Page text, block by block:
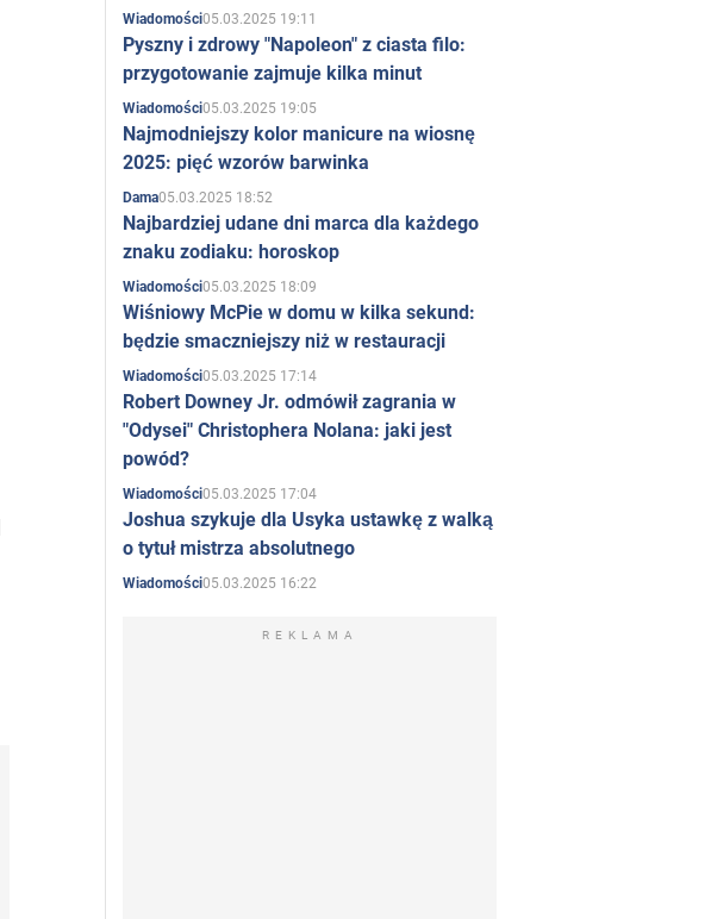
Wiadomości05.03.2025 19:11
Pyszny i zdrowy "Napoleon" z ciasta filo:
przygotowanie zajmuje kilka minut
Wiadomości05.03.2025 19:05
Najmodniejszy kolor manicure na wiosnę
2025: pięć wzorów barwinka
Dama05.03.2025 18:52
Najbardziej udane dni marca dla każdego
znaku zodiaku: horoskop
Wiadomości05.03.2025 18:09
Wiśniowy McPie w domu w kilka sekund:
będzie smaczniejszy niż w restauracji
Wiadomości05.03.2025 17:14
Robert Downey Jr. odmówił zagrania w
"Odysei" Christophera Nolana: jaki jest
powód?
Wiadomości05.03.2025 17:04
Joshua szykuje dla Usyka ustawkę z walką
o tytuł mistrza absolutnego
Wiadomości05.03.2025 16:22
REKLAMA